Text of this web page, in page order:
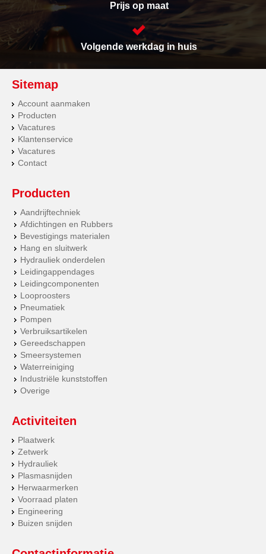
Prijs op maat
Volgende werkdag in huis
Sitemap
Account aanmaken
Producten
Vacatures
Klantenservice
Vacatures
Contact
Producten
Aandrijftechniek
Afdichtingen en Rubbers
Bevestigings materialen
Hang en sluitwerk
Hydrauliek onderdelen
Leidingappendages
Leidingcomponenten
Looproosters
Pneumatiek
Pompen
Verbruiksartikelen
Gereedschappen
Smeersystemen
Waterreiniging
Industriële kunststoffen
Overige
Activiteiten
Plaatwerk
Zetwerk
Hydrauliek
Plasmasnijden
Herwaarmerken
Voorraad platen
Engineering
Buizen snijden